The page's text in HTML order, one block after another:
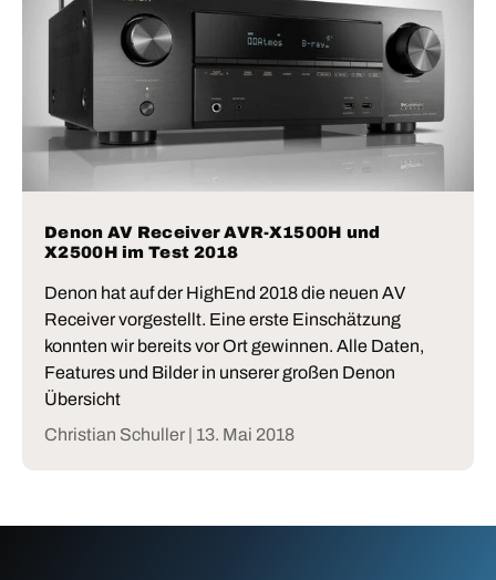
Denon AV Receiver AVR-X1500H und
X2500H im Test 2018
Denon hat auf der HighEnd 2018 die neuen AV
Receiver vorgestellt. Eine erste Einschätzung
konnten wir bereits vor Ort gewinnen. Alle Daten,
Features und Bilder in unserer großen Denon
Übersicht
Christian Schuller | 13. Mai 2018